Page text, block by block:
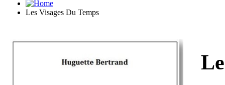
Les Visages Du Temps